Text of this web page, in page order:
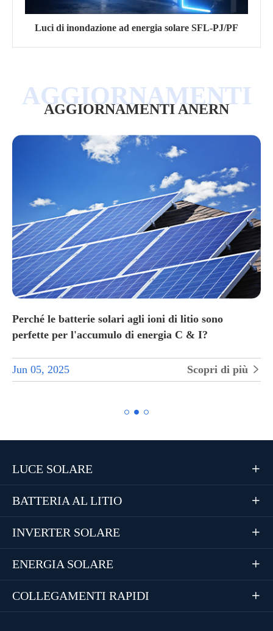
Luci di inondazione ad energia solare SFL-PJ/PF
AGGIORNAMENTI ANERN
Perché le batterie solari agli ioni di litio sono
perfette per l'accumulo di energia C & I?
Jun 05, 2025 Scopri di più 
LUCE SOLARE 
BATTERIA AL LITIO 
INVERTER SOLARE 
ENERGIA SOLARE 
COLLEGAMENTI RAPIDI 